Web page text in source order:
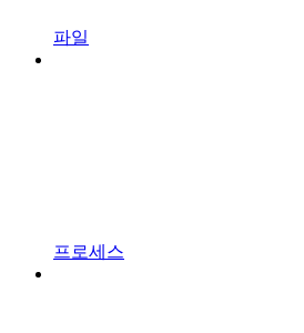
파일
프로세스